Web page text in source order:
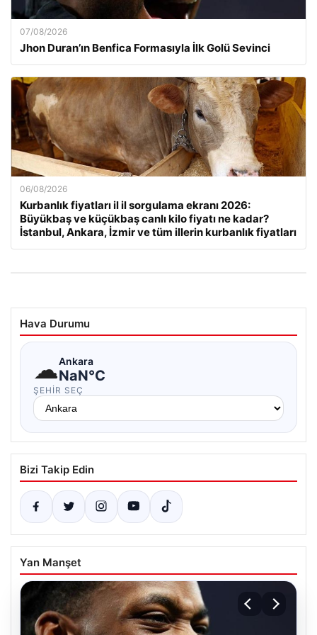
07/08/2026
Jhon Duran’ın Benfica Formasıyla İlk Golü Sevinci
06/08/2026
Kurbanlık fiyatları il il sorgulama ekranı 2026:
Büyükbaş ve küçükbaş canlı kilo fiyatı ne kadar?
İstanbul, Ankara, İzmir ve tüm illerin kurbanlık fiyatları
Hava Durumu
☁Ankara
NaN°C
ŞEHIR SEÇ
Bizi Takip Edin
Yan Manşet